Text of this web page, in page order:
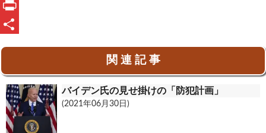
e
b
n
e
m
a
O
uP
関 連 記 事
バイデン氏の見せ掛けの「防犯計画」
(2021年06月30日)